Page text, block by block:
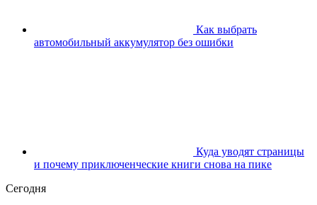
Как выбрать
автомобильный аккумулятор без ошибки
Куда уводят страницы
и почему приключенческие книги снова на пике
Сегодня